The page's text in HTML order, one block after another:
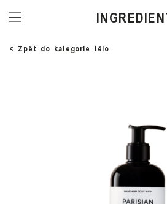
STORE
< Zpět do kategorie tělo